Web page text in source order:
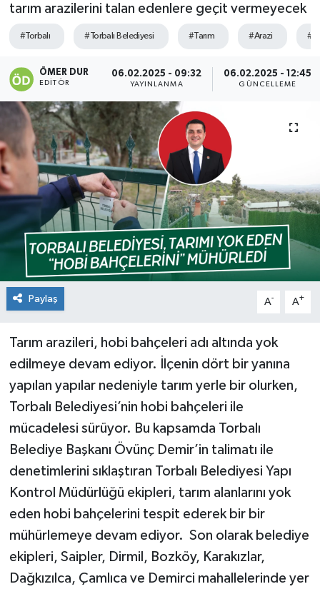
tarım arazilerini talan edenlere geçit vermeyecek
#Torbalı #Torbalı Belediyesi #Tarım #Arazi
ÖMER DUR
EDITÖR
06.02.2025 - 09:32
YAYINLANMA
06.02.2025 - 12:45
GÜNCELLEME
Paylaş A- A+
Tarım arazileri, hobi bahçeleri adı altında yok
edilmeye devam ediyor. İlçenin dört bir yanına
yapılan yapılar nedeniyle tarım yerle bir olurken,
Torbalı Belediyesi’nin hobi bahçeleri ile
mücadelesi sürüyor. Bu kapsamda Torbalı
Belediye Başkanı Övünç Demir’in talimatı ile
denetimlerini sıklaştıran Torbalı Belediyesi Yapı
Kontrol Müdürlüğü ekipleri, tarım alanlarını yok
eden hobi bahçelerini tespit ederek bir bir
mühürlemeye devam ediyor. Son olarak belediye
ekipleri, Saipler, Dirmil, Bozköy, Karakızlar,
Dağkızılca, Çamlıca ve Demirci mahallelerinde yer
Haber Arşivi